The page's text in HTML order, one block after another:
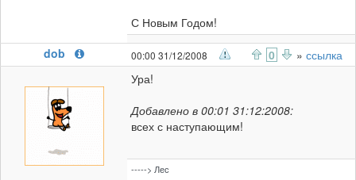
С Новым Годом!
dob
00:00 31/12/2008 0 » ссылка
Ура!
Добавлено в 00:01 31:12:2008:
всех с наступающим!
-----> Лес